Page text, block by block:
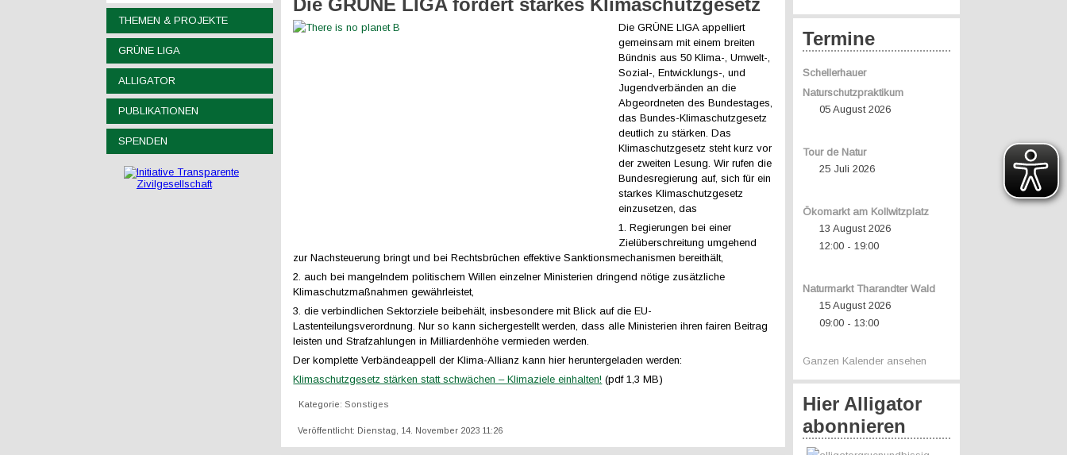
THEMEN & PROJEKTE
GRÜNE LIGA
ALLIGATOR
PUBLIKATIONEN
SPENDEN
Die GRÜNE LIGA fordert starkes Klimaschutzgesetz
Die GRÜNE LIGA appelliert
gemeinsam mit einem breiten
Bündnis aus 50 Klima-, Umwelt-,
Sozial-, Entwicklungs-, und
Jugendverbänden an die
Abgeordneten des Bundestages,
das Bundes-Klimaschutzgesetz
deutlich zu stärken. Das
Klimaschutzgesetz steht kurz vor
der zweiten Lesung. Wir rufen die
Bundesregierung auf, sich für ein
starkes Klimaschutzgesetz
einzusetzen, das
1. Regierungen bei einer
Zielüberschreitung umgehend
zur Nachsteuerung bringt und bei Rechtsbrüchen effektive Sanktionsmechanismen bereithält,
2. auch bei mangelndem politischem Willen einzelner Ministerien dringend nötige zusätzliche
Klimaschutzmaßnahmen gewährleistet,
3. die verbindlichen Sektorziele beibehält, insbesondere mit Blick auf die EU-
Lastenteilungsverordnung. Nur so kann sichergestellt werden, dass alle Ministerien ihren fairen Beitrag
leisten und Strafzahlungen in Milliardenhöhe vermieden werden.
Der komplette Verbändeappell der Klima-Allianz kann hier heruntergeladen werden:
Klimaschutzgesetz stärken statt schwächen – Klimaziele einhalten! (pdf 1,3 MB)
Kategorie:Sonstiges
Veröffentlicht: Dienstag, 14. November 2023 11:26
Termine
Schellerhauer
Naturschutzpraktikum
05 August 2026
Tour de Natur
25 Juli 2026
Ökomarkt am Kollwitzplatz
13 August 2026
12:00 -19:00
Naturmarkt Tharandter Wald
15 August 2026
09:00 -13:00
Ganzen Kalender ansehen
Hier Alligator
abonnieren